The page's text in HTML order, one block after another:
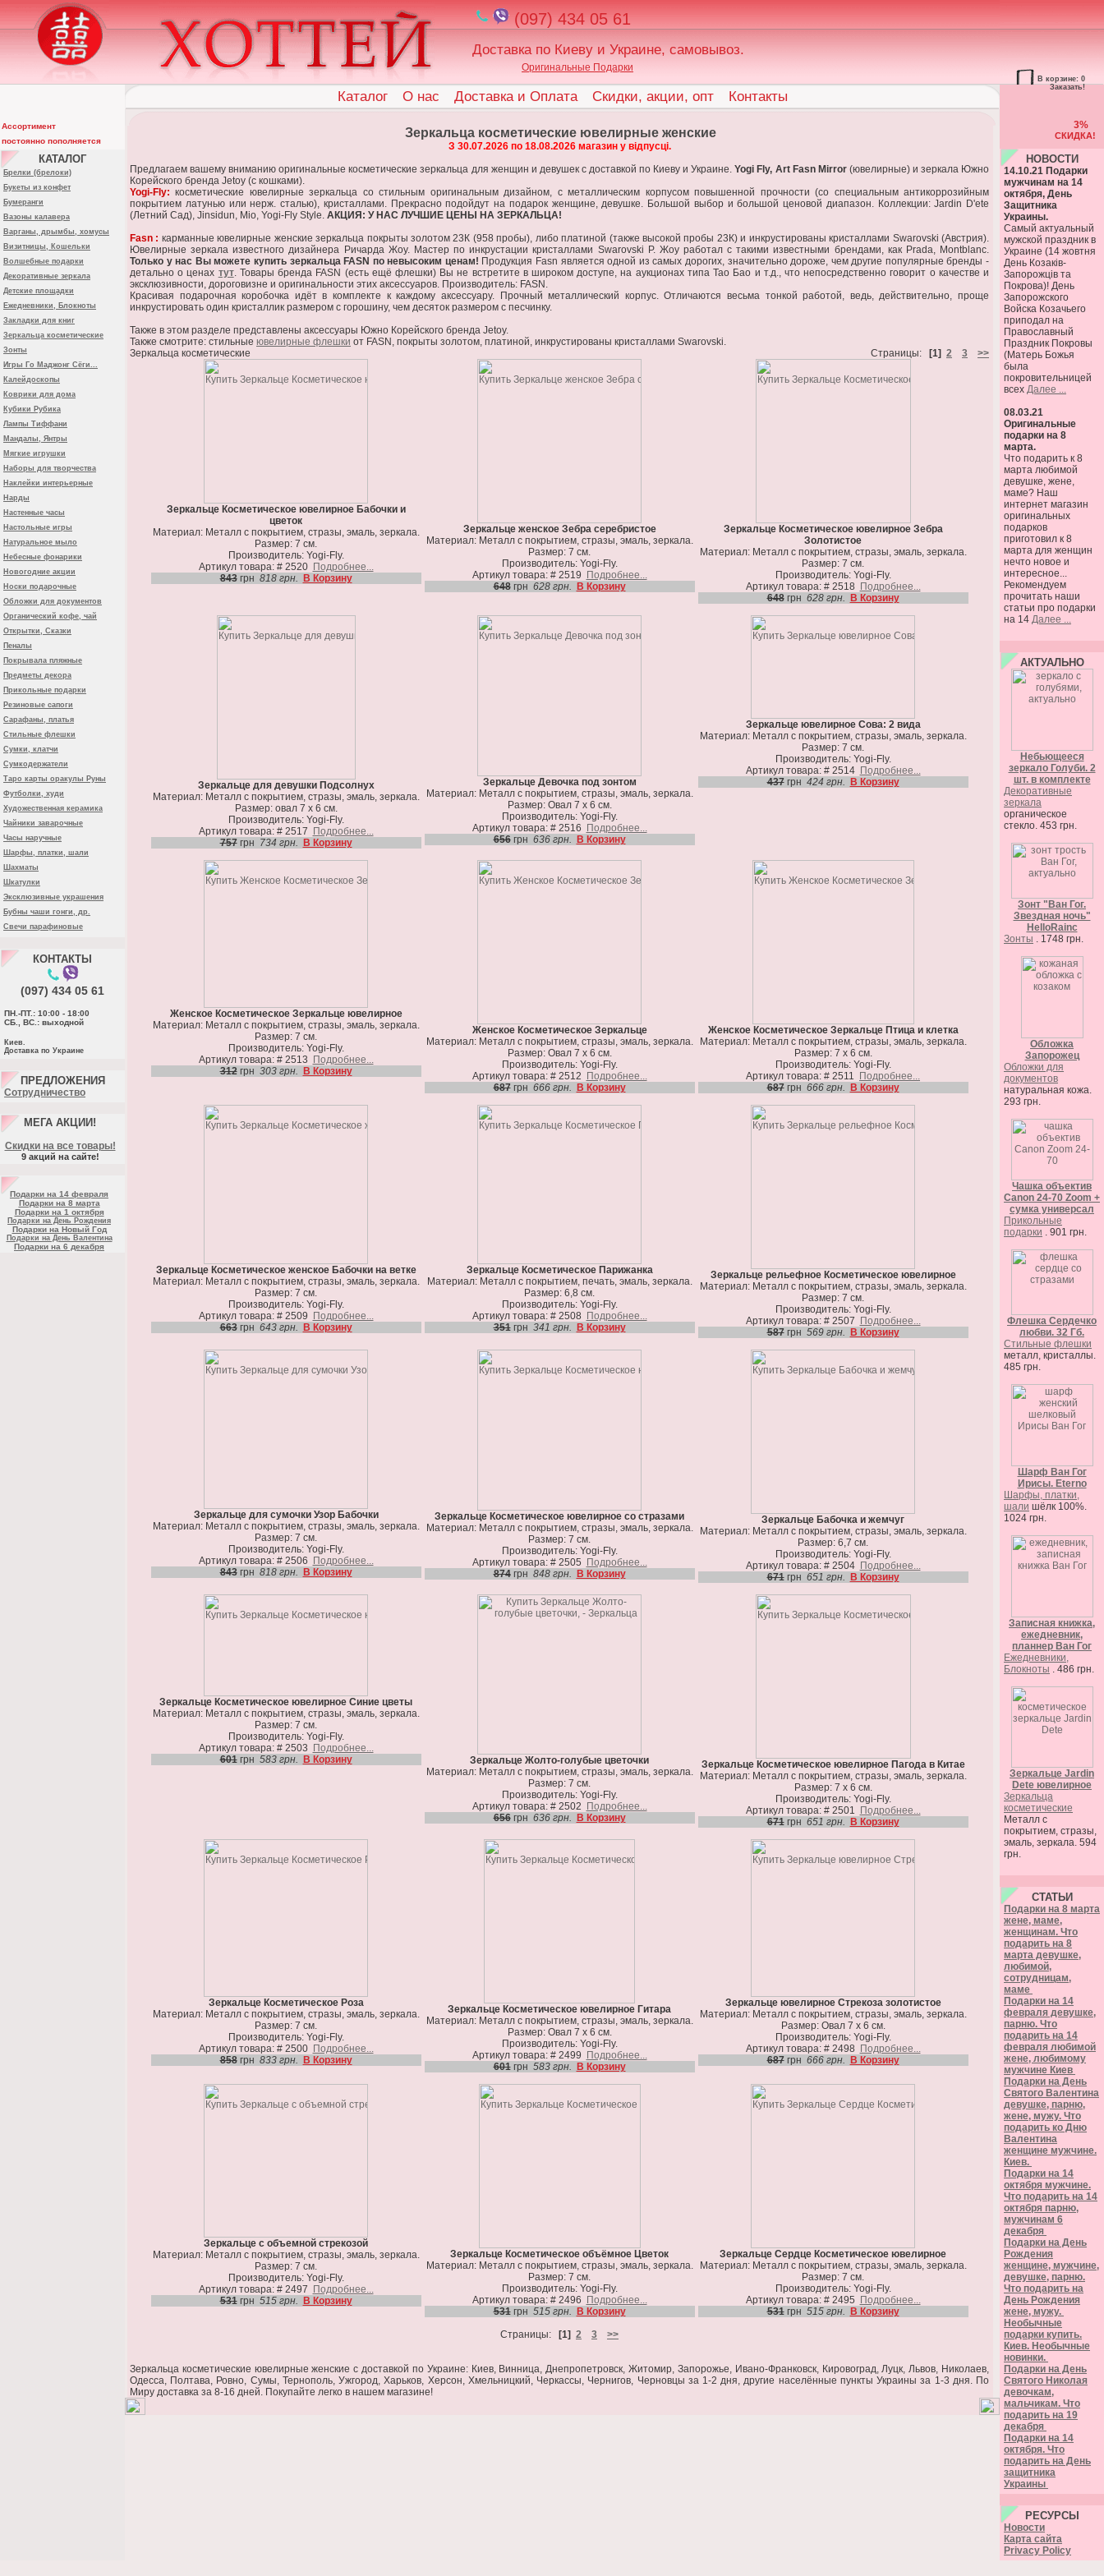
(097) 434 05 61
Доставка по Киеву и Украине, самовывоз.
Оригинальные Подарки
В корзине: 0
Заказать!
Ассортимент
постоянно пополняется
КАТАЛОГ
Брелки (брелоки)
Букеты из конфет
Бумеранги
Вазоны калавера
Варганы, дрымбы, хомусы
Визитницы, Кошельки
Волшебные подарки
Декоративные зеркала
Детские площадки
Ежедневники, Блокноты
Закладки для книг
Зеркальца косметические
Зонты
Игры Го Маджонг Сёги...
Калейдоскопы
Коврики для дома
Кубики Рубика
Лампы Тиффани
Мандалы, Янтры
Мягкие игрушки
Наборы для творчества
Наклейки интерьерные
Нарды
Настенные часы
Настольные игры
Натуральное мыло
Небесные фонарики
Новогодние акции
Носки подарочные
Обложки для документов
Органический кофе, чай
Открытки, Сказки
Пеналы
Покрывала пляжные
Предметы декора
Прикольные подарки
Резиновые сапоги
Сарафаны, платья
Стильные флешки
Сумки, клатчи
Сумкодержатели
Таро карты оракулы Руны
Футболки, худи
Художественная керамика
Чайники заварочные
Часы наручные
Шарфы, платки, шали
Шахматы
Шкатулки
Эксклюзивные украшения
Бубны чаши гонги, др.
Свечи парафиновые
КОНТАКТЫ
(097) 434 05 61
ПН.-ПТ.: 10:00 - 18:00
СБ., ВС.: выходной
Киев.
Доставка по Украине
ПРЕДЛОЖЕНИЯ
Cотрудничество
МЕГА АКЦИИ!
Скидки на все товары!
9 акций на сайте!
Подарки на 14 февраля
Подарки на 8 марта
Подарки на 1 октября
Подарки на День Рождения
Подарки на Новый Год
Подарки на День Валентина
Подарки на 6 декабря
Каталог О нас Доставка и Оплата Скидки, акции, опт Контакты
Зеркальца косметические ювелирные женские
З 30.07.2026 по 18.08.2026 магазин у відпусці.
Предлагаем вашему вниманию оригинальные косметические зеркальца для женщин и девушек с доставкой по Киеву и Украине.Yogi Fly, Art Fasn Mirror(ювелирные) и зеркала Южно
Корейского бренда Jetoy (с кошками).
Yogi-Fly: косметические ювелирные зеркальца со стильным оригинальным дизайном, с металлическим корпусом повышенной прочности (со специальным антикоррозийным
покрытием латунью или нерж. сталью), кристаллами. Прекрасно подойдут на подарок женщине, девушке. Большой выбор и большой ценовой диапазон. Коллекции: Jardin D'ete
(Летний Сад), Jinsidun, Mio, Yogi-Fly Style. АКЦИЯ: У НАС ЛУЧШИЕ ЦЕНЫ НА ЗЕРКАЛЬЦА!
Fasn : карманные ювелирные женские зеркальца покрыты золотом 23К (958 пробы), либо платиной (также высокой пробы 23К) и инкрустированы кристаллами Swarovski (Австрия).
Ювелирные зеркала известного дизайнера Ричарда Жоу. Мастер по инкрустации кристаллами Swarovski Р. Жоу работал с такими известными брендами, как Prada, Montblanc.
Только у нас Вы можете купить зеркальца FASN по невысоким ценам! Продукция Fasn является одной из самых дорогих, значительно дороже, чем другие популярные бренды -
детально о ценах тут. Товары бренда FASN (есть ещё флешки) Вы не встретите в широком доступе, на аукционах типа Тао Бао и т.д., что непосредственно говорит о качестве и
эксклюзивности, дороговизне и оригинальности этих аксессуаров. Производитель: FASN.
Красивая подарочная коробочка идёт в комплекте к каждому аксессуару. Прочный металлический корпус. Отличаются весьма тонкой работой, ведь, действительно, проще
инкрустировать один кристаллик размером с горошину, чем десяток размером с песчинку.
Также в этом разделе представлены аксессуары Южно Корейского бренда Jetoy.
Также смотрите: стильные ювелирные флешки от FASN, покрыты золотом, платиной, инкрустированы кристаллами Swarovski.
Зеркальца косметические
Страницы: [1] 2 3 >>
Зеркальце Косметическое ювелирное Бабочки и
цветок
Материал: Металл с покрытием, стразы, эмаль, зеркала.
Размер: 7 см.
Производитель: Yogi-Fly.
Артикул товара: # 2520 Подробнее...
843грн 818 грн. В Корзину
Зеркальце женское Зебра серебристое
Материал: Металл с покрытием, стразы, эмаль, зеркала.
Размер: 7 см.
Производитель: Yogi-Fly.
Артикул товара: # 2519
Подробнее...
648грн 628 грн. В Корзину
Зеркальце Косметическое ювелирное Зебра
Золотистое
Материал: Металл с покрытием, стразы, эмаль, зеркала.
Размер: 7 см.
Производитель: Yogi-Fly.
Артикул товара: # 2518
Подробнее...
648грн 628 грн. В Корзину
Зеркальце для девушки Подсолнух
Материал: Металл с покрытием, стразы, эмаль, зеркала.
Размер: овал 7 х 6 см.
Производитель: Yogi-Fly.
Артикул товара: # 2517
Подробнее...
757грн 734 грн. В Корзину
Зеркальце Девочка под зонтом
Материал: Металл с покрытием, стразы, эмаль, зеркала.
Размер: Овал 7 х 6 см.
Производитель: Yogi-Fly.
Артикул товара: # 2516
Подробнее...
656грн 636 грн. В Корзину
Зеркальце ювелирное Сова: 2 вида
Материал: Металл с покрытием, стразы, эмаль, зеркала.
Размер: 7 см.
Производитель: Yogi-Fly.
Артикул товара: # 2514 Подробнее...
437грн 424 грн. В Корзину
Женское Косметическое Зеркальце ювелирное
Материал: Металл с покрытием, стразы, эмаль, зеркала.
Размер: 7 см.
Производитель: Yogi-Fly.
Артикул товара: # 2513
Подробнее...
312грн 303 грн. В Корзину
Женское Косметическое Зеркальце
Материал: Металл с покрытием, стразы, эмаль, зеркала.
Размер: Овал 7 х 6 см.
Производитель: Yogi-Fly.
Артикул товара: # 2512
Подробнее...
687грн 666 грн. В Корзину
Женское Косметическое Зеркальце Птица и клетка
Материал: Металл с покрытием, стразы, эмаль, зеркала.
Размер: 7 х 6 см.
Производитель: Yogi-Fly.
Артикул товара: # 2511
Подробнее...
687грн 666 грн. В Корзину
Зеркальце Косметическое женское Бабочки на ветке
Материал: Металл с покрытием, стразы, эмаль, зеркала.
Размер: 7 см.
Производитель: Yogi-Fly.
Артикул товара: # 2509
Подробнее...
663грн 643 грн. В Корзину
Зеркальце Косметическое Парижанка
Материал: Металл с покрытием, печать, эмаль, зеркала.
Размер: 6,8 см.
Производитель: Yogi-Fly.
Артикул товара: # 2508
Подробнее...
351грн 341 грн. В Корзину
Зеркальце рельефное Косметическое ювелирное
Материал: Металл с покрытием, стразы, эмаль, зеркала.
Размер: 7 см.
Производитель: Yogi-Fly.
Артикул товара: # 2507
Подробнее...
587грн 569 грн. В Корзину
Зеркальце для сумочки Узор Бабочки
Материал: Металл с покрытием, стразы, эмаль, зеркала.
Размер: 7 см.
Производитель: Yogi-Fly.
Артикул товара: # 2506
Подробнее...
843грн 818 грн. В Корзину
Зеркальце Косметическое ювелирное со стразами
Материал: Металл с покрытием, стразы, эмаль, зеркала.
Размер: 7 см.
Производитель: Yogi-Fly.
Артикул товара: # 2505
Подробнее...
874грн 848 грн. В Корзину
Зеркальце Бабочка и жемчуг
Материал: Металл с покрытием, стразы, эмаль, зеркала.
Размер: 6,7 см.
Производитель: Yogi-Fly.
Артикул товара: # 2504 Подробнее...
671грн 651 грн. В Корзину
Зеркальце Косметическое ювелирное Синие цветы
Материал: Металл с покрытием, стразы, эмаль, зеркала.
Размер: 7 см.
Производитель: Yogi-Fly.
Артикул товара: # 2503
Подробнее...
601грн 583 грн. В Корзину
Зеркальце Жолто-голубые цветочки
Материал: Металл с покрытием, стразы, эмаль, зеркала.
Размер: 7 см.
Производитель: Yogi-Fly.
Артикул товара: # 2502
Подробнее...
656грн 636 грн. В Корзину
Зеркальце Косметическое ювелирное Пагода в Китае
Материал: Металл с покрытием, стразы, эмаль, зеркала.
Размер: 7 х 6 см.
Производитель: Yogi-Fly.
Артикул товара: # 2501
Подробнее...
671грн 651 грн. В Корзину
Зеркальце Косметическое Роза
Материал: Металл с покрытием, стразы, эмаль, зеркала.
Размер: 7 см.
Производитель: Yogi-Fly.
Артикул товара: # 2500 Подробнее...
858грн 833 грн. В Корзину
Зеркальце Косметическое ювелирное Гитара
Материал: Металл с покрытием, стразы, эмаль, зеркала.
Размер: Овал 7 х 6 см.
Производитель: Yogi-Fly.
Артикул товара: # 2499
Подробнее...
601грн 583 грн. В Корзину
Зеркальце ювелирное Стрекоза золотистое
Материал: Металл с покрытием, стразы, эмаль, зеркала.
Размер: Овал 7 х 6 см.
Производитель: Yogi-Fly.
Артикул товара: # 2498
Подробнее...
687грн 666 грн. В Корзину
Зеркальце с объемной стрекозой
Материал: Металл с покрытием, стразы, эмаль, зеркала.
Размер: 7 см.
Производитель: Yogi-Fly.
Артикул товара: # 2497
Подробнее...
531грн 515 грн. В Корзину
Зеркальце Косметическое объёмное Цветок
Материал: Металл с покрытием, стразы, эмаль, зеркала.
Размер: 7 см.
Производитель: Yogi-Fly.
Артикул товара: # 2496
Подробнее...
531грн 515 грн. В Корзину
Зеркальце Сердце Косметическое ювелирное
Материал: Металл с покрытием, стразы, эмаль, зеркала.
Размер: 7 см.
Производитель: Yogi-Fly.
Артикул товара: # 2495
Подробнее...
531грн 515 грн.
В Корзину
Страницы:
[1] 2 3 >>
Зеркальца косметические ювелирные женские c доставкой по Украине: Киев, Винница, Днепропетровск, Житомир, Запорожье, Ивано-Франковск, Кировоград, Луцк, Львов, Николаев,
Одесса, Полтава, Ровно, Сумы, Тернополь, Ужгород, Харьков, Херсон, Хмельницкий, Черкассы, Чернигов, Черновцы за 1-2 дня, другие населённые пункты Украины за 1-3 дня. По
Миру доставка за 8-16 дней. Покупайте легко в нашем магазине!
3%
СКИДКА!
НОВОСТИ
14.10.21 Подарки
мужчинам на 14
октября, День
Защитника
Украины.
Самый актуальный
мужской праздник в
Украине (14 жовтня
День Козаків-
Запорожців та
Покрова)! День
Запорожского
Войска Козачьего
приподал на
Православный
Праздник Покровы
(Матерь Божья
была
покровительницей
всех Далее ...
08.03.21
Оригинальные
подарки на 8
марта.
Что подарить к 8
марта любимой
девушке, жене,
маме? Наш
интернет магазин
оригинальных
подарков
приготовил к 8
марта для женщин
нечто новое и
интересное...
Рекомендуем
прочитать наши
статьи про подарки
на 14 Далее ...
АКТУАЛЬНО
Небьющееся
зеркало Голуби. 2
шт. в комплекте
Декоративные
зеркала
органическое
стекло. 453 грн.
Зонт "Ван Гог.
Звездная ночь"
HelloRainc
Зонты . 1748 грн.
Обложка
Запорожец
Обложки для
документов
натуральная кожа.
293 грн.
Чашка объектив
Canon 24-70 Zoom +
сумка универсал
Прикольные
подарки . 901 грн.
Флешка Сердечко
любви. 32 Гб.
Стильные флешки
металл, кристаллы.
485 грн.
Шарф Ван Гог
Ирисы. Eterno
Шарфы, платки,
шали шёлк 100%.
1024 грн.
Записная книжка,
ежедневник,
планнер Ван Гог
Ежедневники,
Блокноты . 486 грн.
Зеркальце Jardin
Dete ювелирное
Зеркальца
косметические
Металл с
покрытием, стразы,
эмаль, зеркала. 594
грн.
СТАТЬИ
Подарки на 8 марта
жене, маме,
женщинам. Что
подарить на 8
марта девушке,
любимой,
сотрудницам,
маме
Подарки на 14
февраля девушке,
парню. Что
подарить на 14
февраля любимой
жене, любимому
мужчине Киев
Подарки на День
Святого Валентина
девушке, парню,
жене, мужу. Что
подарить ко Дню
Валентина
женщине мужчине.
Киев.
Подарки на 14
октября мужчине.
Что подарить на 14
октября парню,
мужчинам 6
декабря
Подарки на День
Рождения
женщине, мужчине,
девушке, парню.
Что подарить на
День Рождения
жене, мужу.
Необычные
подарки купить.
Киев. Необычные
новинки.
Подарки на День
Святого Николая
девочкам,
мальчикам. Что
подарить на 19
декабря
Подарки на 14
октября. Что
подарить на День
защитника
Украины
РЕСУРСЫ
Новости
Карта сайта
Privacy Policy